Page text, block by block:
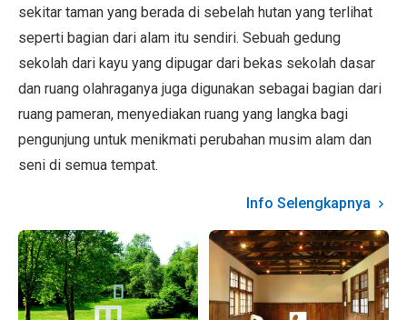
sekitar taman yang berada di sebelah hutan yang terlihat
seperti bagian dari alam itu sendiri. Sebuah gedung
sekolah dari kayu yang dipugar dari bekas sekolah dasar
dan ruang olahraganya juga digunakan sebagai bagian dari
ruang pameran, menyediakan ruang yang langka bagi
pengunjung untuk menikmati perubahan musim alam dan
seni di semua tempat.
Info Selengkapnya